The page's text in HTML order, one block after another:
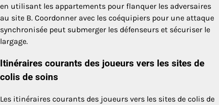
en utilisant les appartements pour flanquer les adversaires
au site B. Coordonner avec les coéquipiers pour une attaque
synchronisée peut submerger les défenseurs et sécuriser le
largage.
Itinéraires courants des joueurs vers les sites de
colis de soins
Les itinéraires courants des joueurs vers les sites de colis de